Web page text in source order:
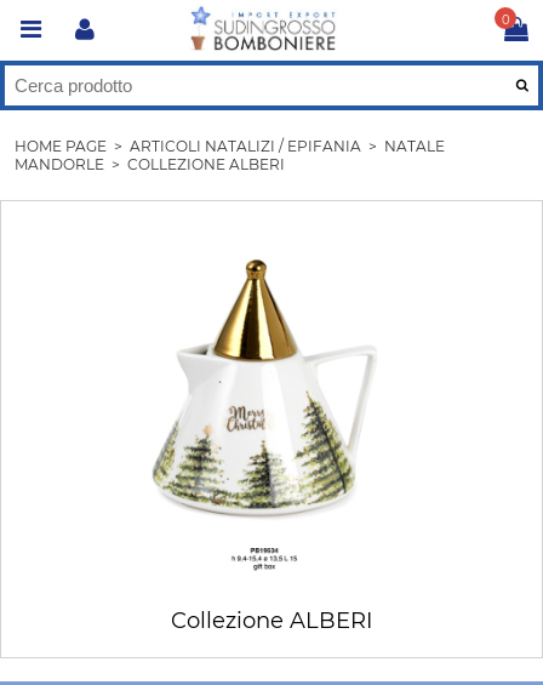
0
HOME PAGE > ARTICOLI NATALIZI / EPIFANIA > NATALE
MANDORLE > COLLEZIONE ALBERI
Collezione ALBERI